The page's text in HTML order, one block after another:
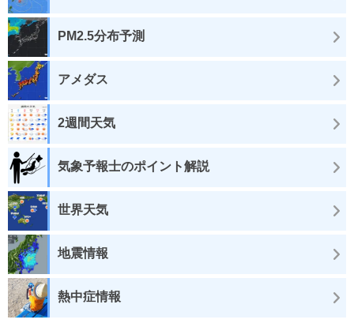
PM2.5分布予測
アメダス
2週間天気
気象予報士のポイント解説
世界天気
地震情報
熱中症情報